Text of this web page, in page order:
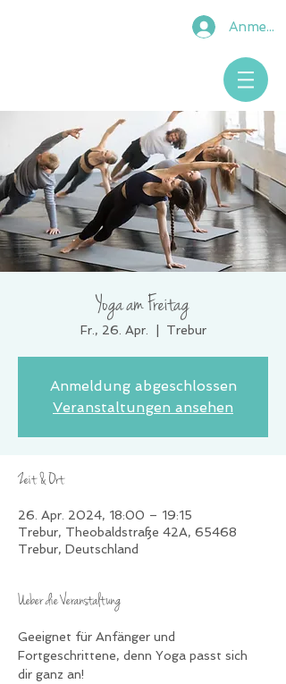
Anmelden
Yoga am Freitag
Fr., 26. Apr. Trebur
Anmeldung abgeschlossen
Veranstaltungen ansehen
Zeit & Ort
26. Apr. 2024, 18:00 – 19:15
Trebur, Theobaldstraße 42A, 65468
Trebur, Deutschland
Ueber die Veranstaltung
Geeignet für Anfänger und
Fortgeschrittene, denn Yoga passt sich
dir ganz an!